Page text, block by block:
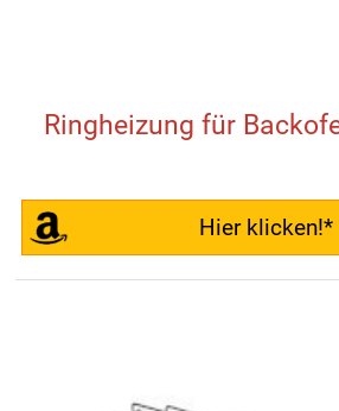
Ringheizung für
Hier klicken!*